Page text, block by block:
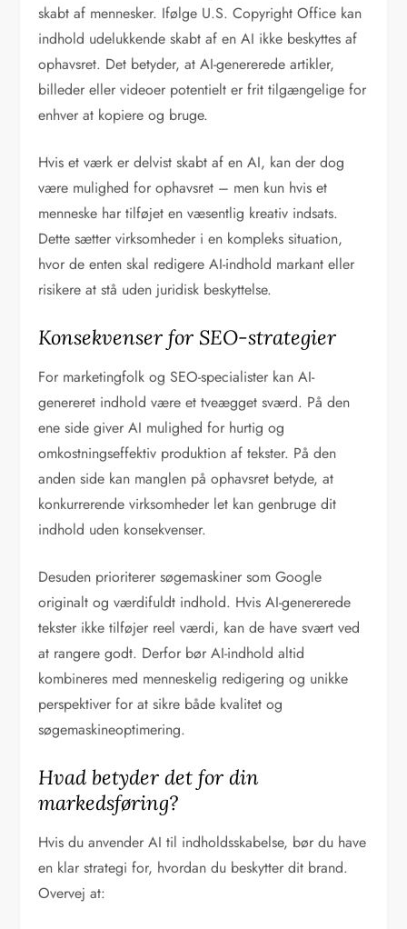
skabt af mennesker. Ifølge U.S. Copyright Office kan
indhold udelukkende skabt af en AI ikke beskyttes af
ophavsret. Det betyder, at AI-genererede artikler,
billeder eller videoer potentielt er frit tilgængelige for
enhver at kopiere og bruge.
Hvis et værk er delvist skabt af en AI, kan der dog
være mulighed for ophavsret – men kun hvis et
menneske har tilføjet en væsentlig kreativ indsats.
Dette sætter virksomheder i en kompleks situation,
hvor de enten skal redigere AI-indhold markant eller
risikere at stå uden juridisk beskyttelse.
Konsekvenser for SEO-strategier
For marketingfolk og SEO-specialister kan AI-
genereret indhold være et tveægget sværd. På den
ene side giver AI mulighed for hurtig og
omkostningseffektiv produktion af tekster. På den
anden side kan manglen på ophavsret betyde, at
konkurrerende virksomheder let kan genbruge dit
indhold uden konsekvenser.
Desuden prioriterer søgemaskiner som Google
originalt og værdifuldt indhold. Hvis AI-genererede
tekster ikke tilføjer reel værdi, kan de have svært ved
at rangere godt. Derfor bør AI-indhold altid
kombineres med menneskelig redigering og unikke
perspektiver for at sikre både kvalitet og
søgemaskineoptimering.
Hvad betyder det for din
markedsføring?
Hvis du anvender AI til indholdsskabelse, bør du have
en klar strategi for, hvordan du beskytter dit brand.
Overvej at: